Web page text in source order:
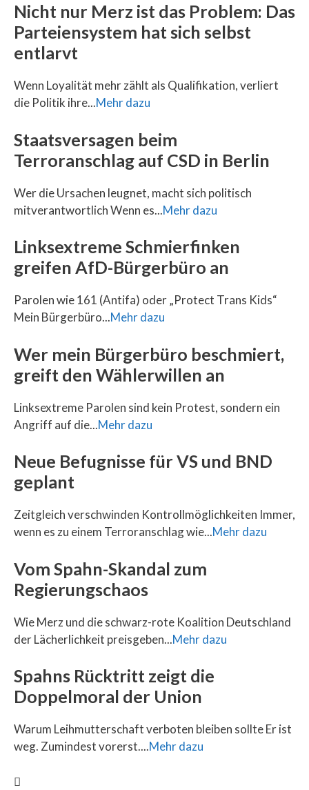
Nicht nur Merz ist das Problem: Das
Parteiensystem hat sich selbst
entlarvt
Wenn Loyalität mehr zählt als Qualifikation, verliert
die Politik ihre...Mehr dazu
Staatsversagen beim
Terroranschlag auf CSD in Berlin
Wer die Ursachen leugnet, macht sich politisch
mitverantwortlich Wenn es...Mehr dazu
Linksextreme Schmierfinken
greifen AfD-Bürgerbüro an
Parolen wie 161 (Antifa) oder „Protect Trans Kids“
Mein Bürgerbüro...Mehr dazu
Wer mein Bürgerbüro beschmiert,
greift den Wählerwillen an
Linksextreme Parolen sind kein Protest, sondern ein
Angriff auf die...Mehr dazu
Neue Befugnisse für VS und BND
geplant
Zeitgleich verschwinden Kontrollmöglichkeiten Immer,
wenn es zu einem Terroranschlag wie...Mehr dazu
Vom Spahn-Skandal zum
Regierungschaos
Wie Merz und die schwarz-rote Koalition Deutschland
der Lächerlichkeit preisgeben...Mehr dazu
Spahns Rücktritt zeigt die
Doppelmoral der Union
Warum Leihmutterschaft verboten bleiben sollte Er ist
weg. Zumindest vorerst....Mehr dazu